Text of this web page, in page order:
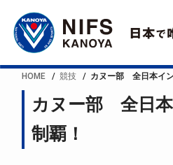
HOME 競技 カヌー部 全日本イ
カヌー部 全日本
制覇！